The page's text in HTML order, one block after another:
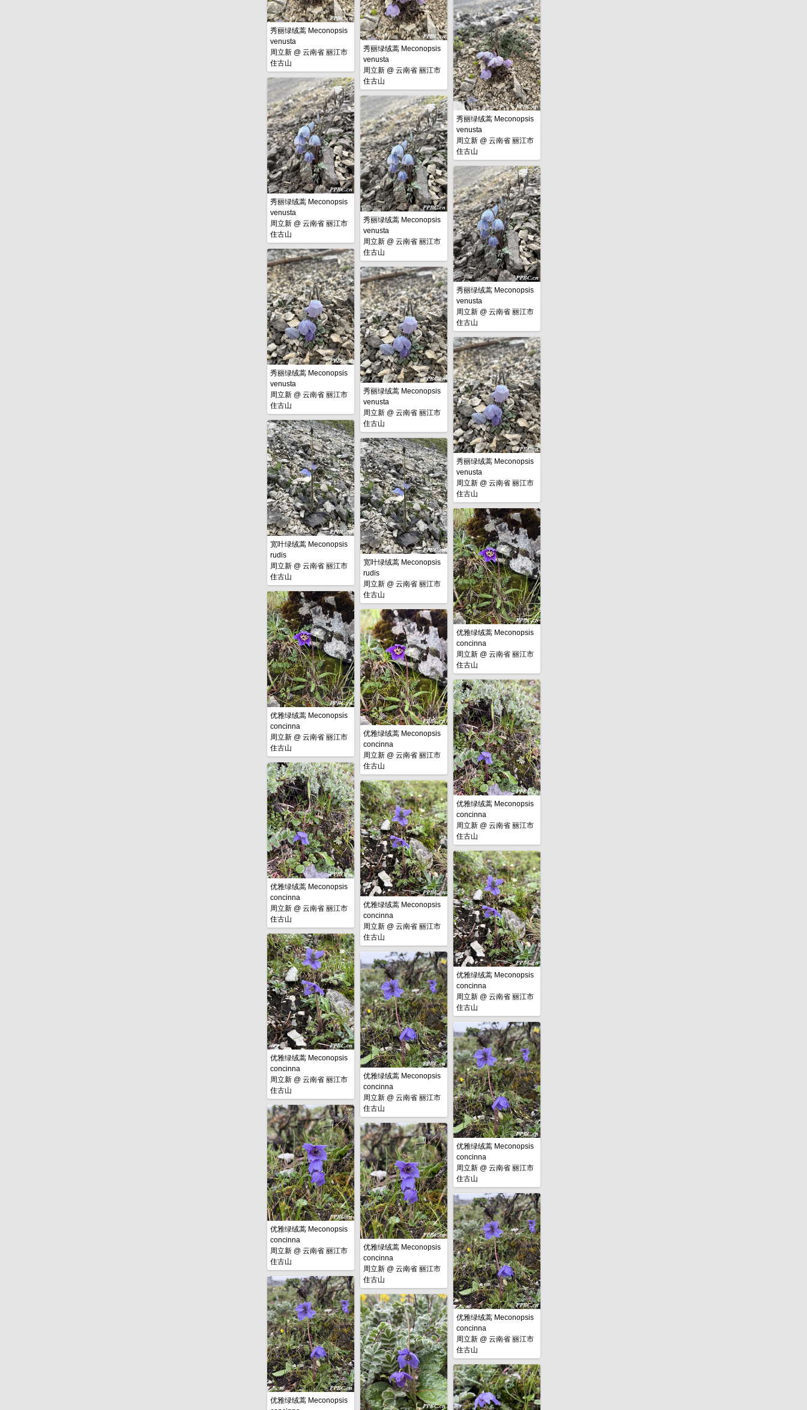
秀丽绿绒蒿 Meconopsis
venusta
周立新 @云南省 丽江市
住古山
秀丽绿绒蒿 Meconopsis
venusta
周立新 @云南省 丽江市
住古山
秀丽绿绒蒿 Meconopsis
venusta
周立新 @云南省 丽江市
住古山
秀丽绿绒蒿 Meconopsis
venusta
周立新 @云南省 丽江市
住古山
秀丽绿绒蒿 Meconopsis
venusta
周立新 @云南省 丽江市
住古山
秀丽绿绒蒿 Meconopsis
venusta
周立新 @云南省 丽江市
住古山
秀丽绿绒蒿 Meconopsis
venusta
周立新 @云南省 丽江市
住古山
秀丽绿绒蒿 Meconopsis
venusta
周立新 @云南省 丽江市
住古山
秀丽绿绒蒿 Meconopsis
venusta
周立新 @云南省 丽江市
住古山
宽叶绿绒蒿 Meconopsis
rudis
周立新 @云南省 丽江市
住古山
宽叶绿绒蒿 Meconopsis
rudis
周立新 @云南省 丽江市
住古山
优雅绿绒蒿 Meconopsis
concinna
周立新 @云南省 丽江市
住古山
优雅绿绒蒿 Meconopsis
concinna
周立新 @云南省 丽江市
住古山
优雅绿绒蒿 Meconopsis
concinna
周立新 @云南省 丽江市
住古山
优雅绿绒蒿 Meconopsis
concinna
周立新 @云南省 丽江市
住古山
优雅绿绒蒿 Meconopsis
concinna
周立新 @云南省 丽江市
住古山
优雅绿绒蒿 Meconopsis
concinna
周立新 @云南省 丽江市
住古山
优雅绿绒蒿 Meconopsis
concinna
周立新 @云南省 丽江市
住古山
优雅绿绒蒿 Meconopsis
concinna
周立新 @云南省 丽江市
住古山
优雅绿绒蒿 Meconopsis
concinna
周立新 @云南省 丽江市
住古山
优雅绿绒蒿 Meconopsis
concinna
周立新 @云南省 丽江市
住古山
优雅绿绒蒿 Meconopsis
concinna
周立新 @云南省 丽江市
住古山
优雅绿绒蒿 Meconopsis
concinna
周立新 @云南省 丽江市
住古山
优雅绿绒蒿 Meconopsis
concinna
周立新 @云南省 丽江市
住古山
优雅绿绒蒿 Meconopsis